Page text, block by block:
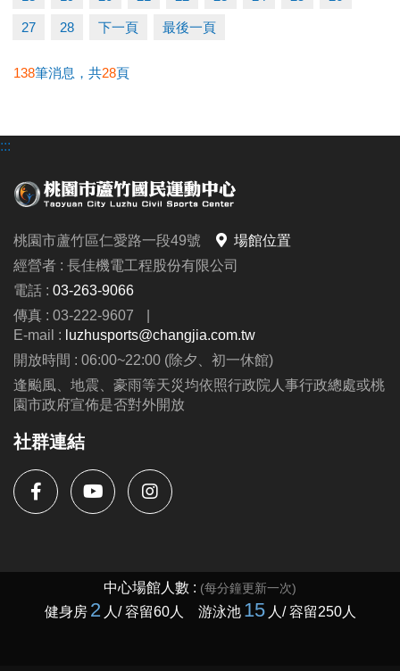
課務部：03-2639066 #115
27 28 下一頁 最後一頁
138筆消息，共28頁
:::
桃園市蘆竹區仁愛路一段49號
場館位置
經營者 : 長佳機電工程股份有限公司
電話 : 03-263-9066
傳真 : 03-222-9607
|
E-mail : luzhusports@changjia.com.tw
開放時間 : 06:00~22:00 (除夕、初一休館)
逢颱風、地震、豪雨等天災均依照行政院人事行政總處或桃
園市政府宣佈是否對外開放
社群連結